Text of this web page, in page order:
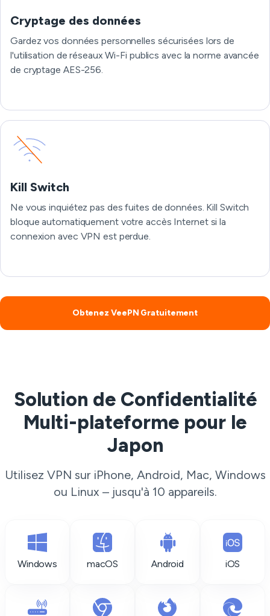
Cryptage des données
Gardez vos données personnelles sécurisées lors de
l'utilisation de réseaux Wi-Fi publics avec la norme avancée
de cryptage AES-256.
Kill Switch
Ne vous inquiétez pas des fuites de données. Kill Switch
bloque automatiquement votre accès Internet si la
connexion avec VPN est perdue.
Obtenez VeePN Gratuitement
Solution de Confidentialité
Multi-plateforme pour le
Japon
Utilisez VPN sur iPhone, Android, Mac, Windows
ou Linux – jusqu'à 10 appareils.
Windows macOS Android iOS